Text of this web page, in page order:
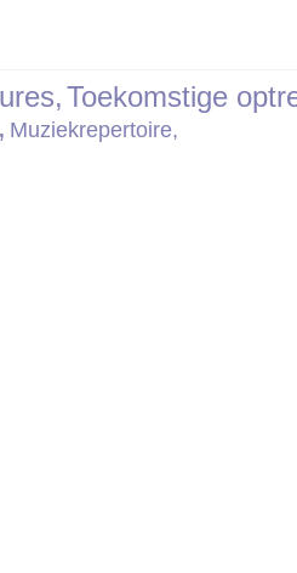
Toekomstige
Muziekrepertoire,